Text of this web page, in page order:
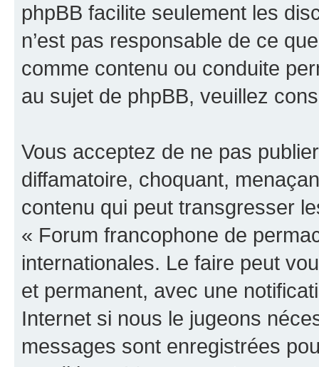
phpBB facilite seulement les
n’est pas responsable de ce
comme contenu ou conduite
au sujet de phpBB, veuillez
Vous acceptez de ne pas
diffamatoire, choquant,
contenu qui peut transgresser
« Forum francophone de
internationales. Le faire peut
et permanent, avec une
Internet si nous le jugeons
messages sont enregistrées